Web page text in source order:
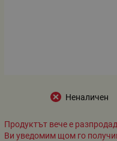
Неналичен
Продуктът вече е
Ви уведомим щом го